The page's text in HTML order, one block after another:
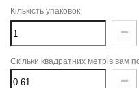
Кількість упаковок
Скільки квадратних метрів вам